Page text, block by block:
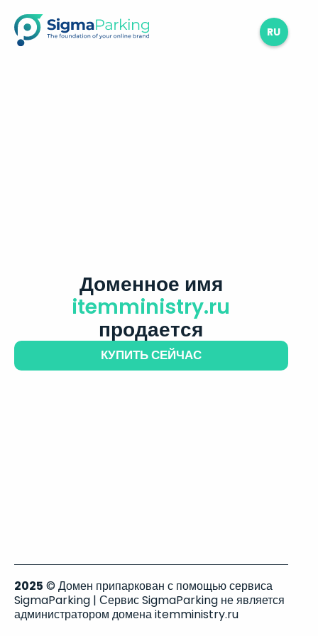
RU
Доменное имя
itemministry.ru
продается
КУПИТЬ СЕЙЧАС
2025 © Домен припаркован с помощью сервиса
SigmaParking | Сервис SigmaParking не является
администратором домена itemministry.ru